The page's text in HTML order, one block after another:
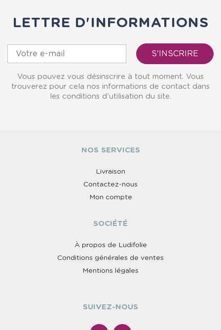
LETTRE D'INFORMATIONS
Vous pouvez vous désinscrire à tout moment. Vous
trouverez pour cela nos informations de contact dans
les conditions d'utilisation du site.
NOS SERVICES
Livraison
Contactez-nous
Mon compte
SOCIÉTÉ
À propos de Ludifolie
Conditions générales de ventes
Mentions légales
SUIVEZ-NOUS